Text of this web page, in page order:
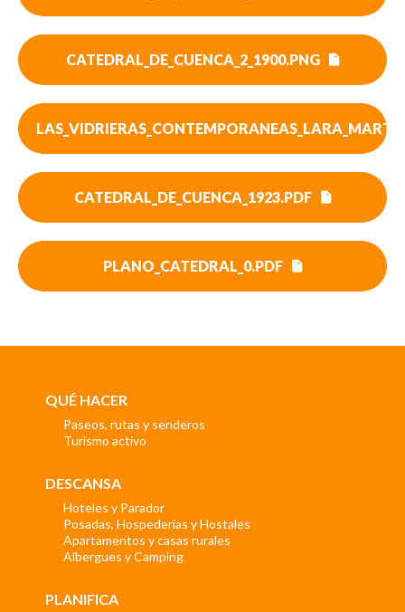
CATEDRAL_DE_CUENCA_2_1900.PNG
CATEDRAL_DE_CUENCA_1923.PDF
PLANO_CATEDRAL_0.PDF
QUÉ HACER
Paseos, rutas y senderos
Turismo activo
DESCANSA
Hoteles y Parador
Posadas, Hospederías y Hostales
Apartamentos y casas rurales
Albergues y Camping
PLANIFICA